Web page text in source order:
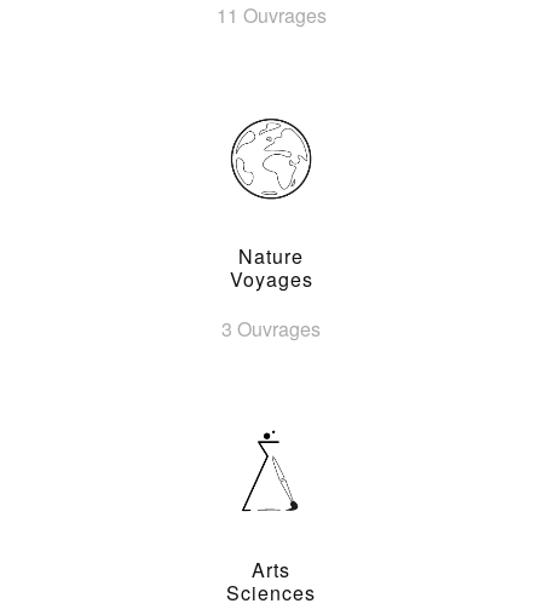
11 Ouvrages
Nature
Voyages
3 Ouvrages
Arts
Sciences